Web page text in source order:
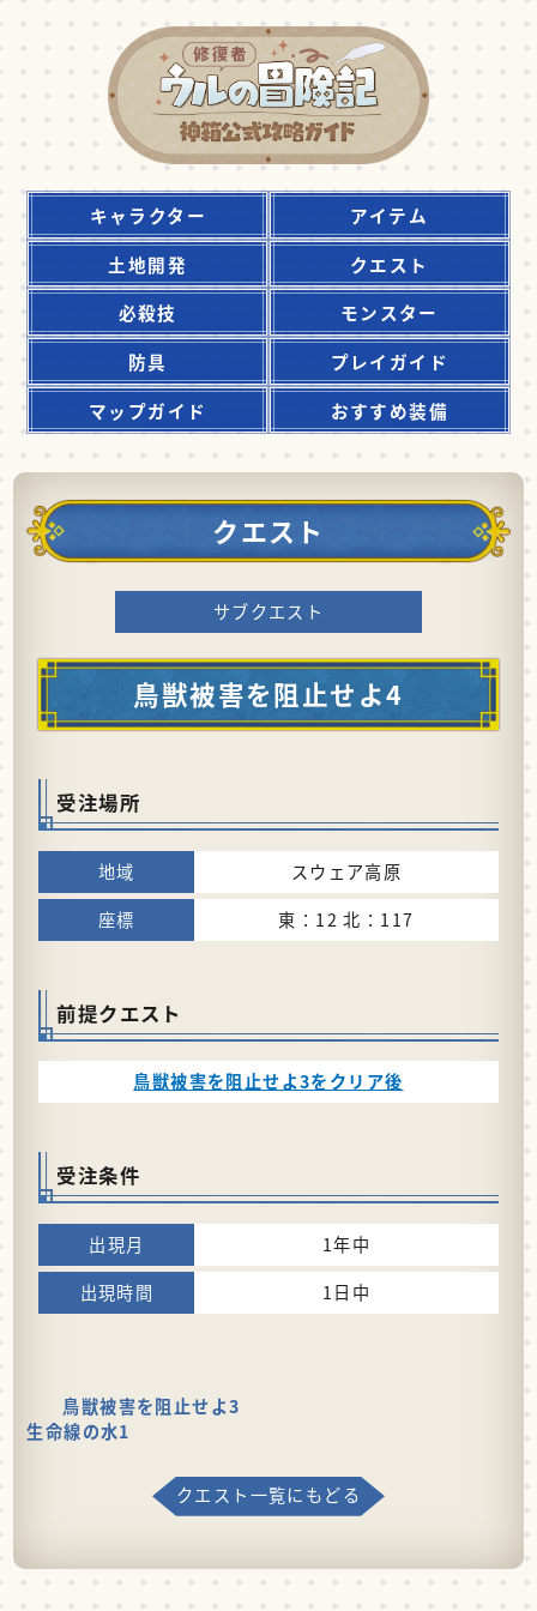
キャラクター
アイテム
土地開発
クエスト
必殺技
モンスター
防具
プレイガイド
マップガイド
おすすめ装備
クエスト
サブクエスト
鳥獣被害を阻止せよ4
受注場所
スウェア高原
東：12 北：117
前提クエスト
鳥獣被害を阻止せよ3をクリア後
受注条件
1年中
1日中
鳥獣被害を阻止せよ3
生命線の水1
クエスト一覧にもどる